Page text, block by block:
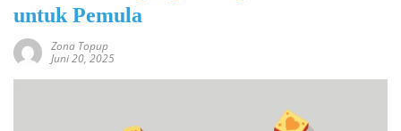
untuk Pemula
Zona Topup
Juni 20, 2025